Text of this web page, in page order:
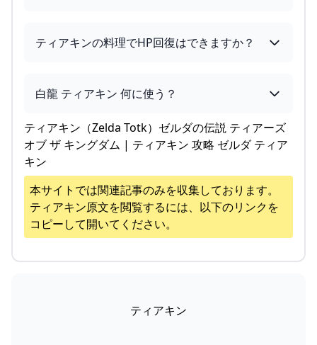
ティアキンの料理でHP回復はできますか？
白龍 ティアキン 何に使う？
ティアキン（Zelda Totk）ゼルダの伝説 ティアーズ
オブ ザ キングダム | ティアキン 攻略 ゼルダ ティア
キン
本サイトでは関連記事のみを収集しております。
ティアキン原文を閲覧するには、以下のリンクを
コピーして開いてください。
ティアキン